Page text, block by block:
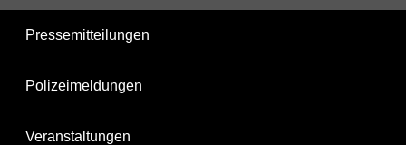
Pressemitteilungen
Polizeimeldungen
Veranstaltungen